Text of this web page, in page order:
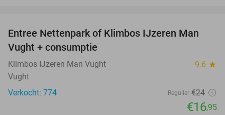
29%
Entree Nettenpark of Klimbos IJzeren Man
Vught + consumptie
Klimbos IJzeren Man Vught 9.6 star
Vught
Verkocht: 774
Regulier €24
€16,95